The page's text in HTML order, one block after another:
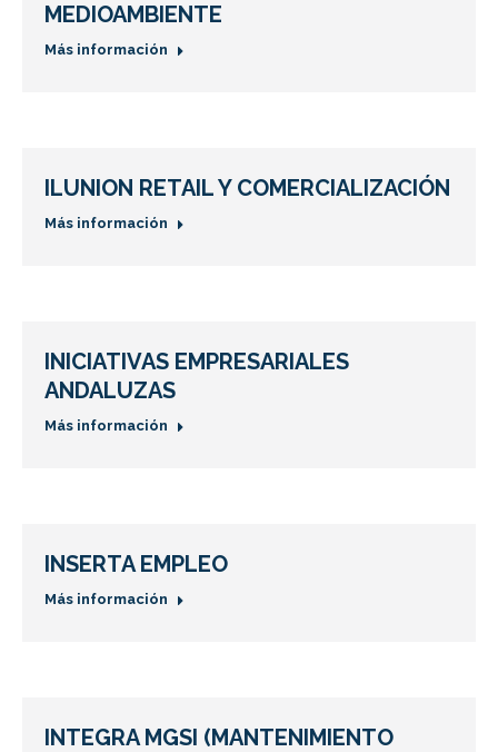
MEDIOAMBIENTE
Más información
ILUNION RETAIL Y COMERCIALIZACIÓN
Más información
INICIATIVAS EMPRESARIALES
ANDALUZAS
Más información
INSERTA EMPLEO
Más información
INTEGRA MGSI (MANTENIMIENTO